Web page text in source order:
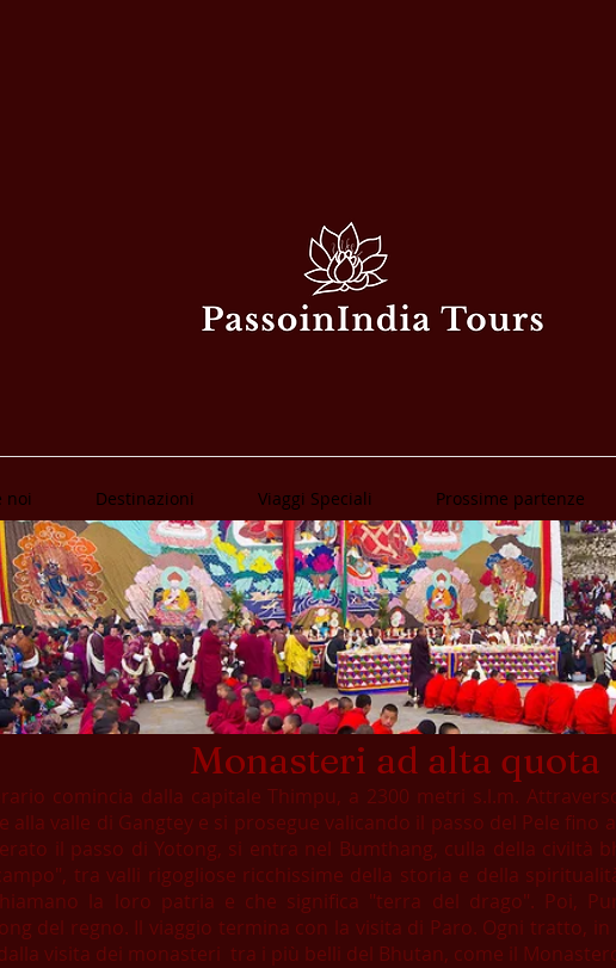
noi Destinazioni Viaggi Speciali Prossime partenze
Monasteri ad alta quota
comincia dalla capitale Thimpu, a 2300 metri s.l.m.
alla valle di Gangtey e si prosegue valicando il passo del Pele fino
il passo di Yotong, si entra nel Bumthang, culla della civiltà
tra valli rigogliose ricchissime della storia e della
la loro patria e che significa "terra del drago". Poi,
del regno. Il viaggio termina con la visita di Paro. Ogni tratto,
visita dei monasteri tra i più belli del Bhutan, come il